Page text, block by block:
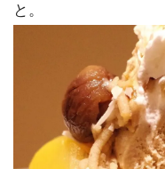
と。